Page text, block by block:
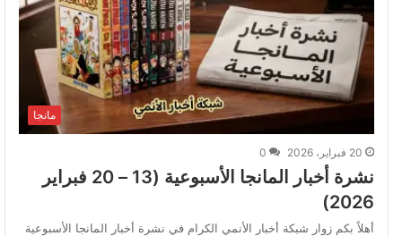
مانجا
20 فبراير، 2026 0
نشرة أخبار المانجا الأسبوعية (13 – 20 فبراير
2026)
أهلاً بكم زوار شبكة أخبار الأنمي الكرام في نشرة أخبار المانجا الأسبوعية